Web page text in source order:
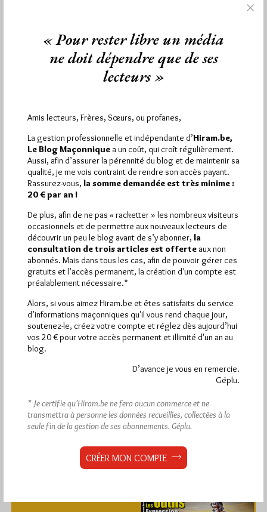
crise, et appelle à dons : (...) Face…
Divers 0 commentaire
Hier mercredi 5 août 2026, Hiram.be a reçu
visiteset 2 502 pages ont été lues (Source :
Pirsch.io)
Plus d’informations
Abonnement aux Newsletters - RSS
« Pour rester libre un média
ne doit dépendre que de ses
lecteurs »
Amis lecteurs, Frères, Sœurs, ou profanes,
La gestion professionnelle et indépendante d’Hiram.be,
Le Blog Maçonnique a un coût, qui croît régulièrement.
Aussi, afin d’assurer la pérennité du blog et de maintenir sa
qualité, je me vois contraint de rendre son accès payant.
Rassurez-vous, la somme demandée est très minime :
20 € par an !
De plus, afin de ne pas « racketter » les nombreux visiteurs
occasionnels et de permettre aux nouveaux lecteurs de
découvrir un peu le blog avant de s’y abonner, la
consultation de trois articles est offerte aux non
abonnés. Mais dans tous les cas, afin de pouvoir gérer ces
gratuits et l’accès permanent, la création d'un compte est
préalablement nécessaire.*
Alors, si vous aimez Hiram.be et êtes satisfaits du service
d’informations maçonniques qu'il vous rend chaque jour,
soutenez-le, créez votre compte et réglez dès aujourd’hui
vos 20 € pour votre accès permanent et illimité d'un an au
blog.
D’avance je vous en remercie.
Géplu.
* Je certifie qu’Hiram.be ne fera aucun commerce et ne
transmettra à personne les données recueillies, collectées à la
seule fin de la gestion de ses abonnements. Géplu.
CRÉER MON COMPTE